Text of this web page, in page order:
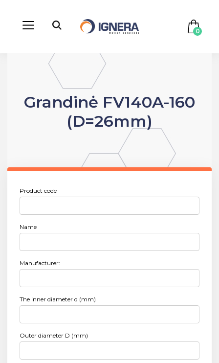
0
Grandinė FV140A-160
(D=26mm)
Product code
Name
Manufacturer:
The inner diameter d (mm)
Outer diameter D (mm)